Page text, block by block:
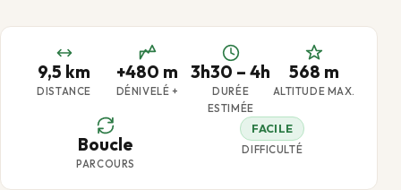
9,5 km
DISTANCE
+480 m
DÉNIVELÉ +
3h30 – 4h
DURÉE
ESTIMÉE
568 m
ALTITUDE MAX.
Boucle
PARCOURS
FACILE
DIFFICULTÉ